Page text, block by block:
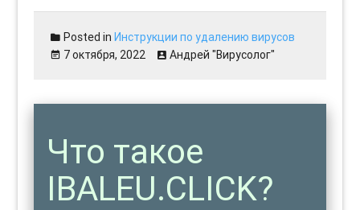
Posted inИнструкции по удалению вирусов
7 октября, 2022
Андрей "Вирусолог"
Что такое
IBALEU.CLICK?